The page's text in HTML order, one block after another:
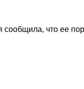
сообщила, что ее